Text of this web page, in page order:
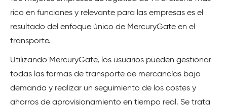
rico en funciones y relevante para las empresas es el
resultado del enfoque único de MercuryGate en el
transporte.
Utilizando MercuryGate, los usuarios pueden gestionar
todas las formas de transporte de mercancías bajo
demanda y realizar un seguimiento de los costes y
ahorros de aprovisionamiento en tiempo real. Se trata